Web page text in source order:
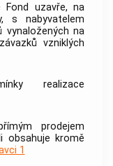
Fond uzavře, na
s nabyvatelem
vynaložených na
vzniklých
realizace
prodejem
obsahuje kromě
1